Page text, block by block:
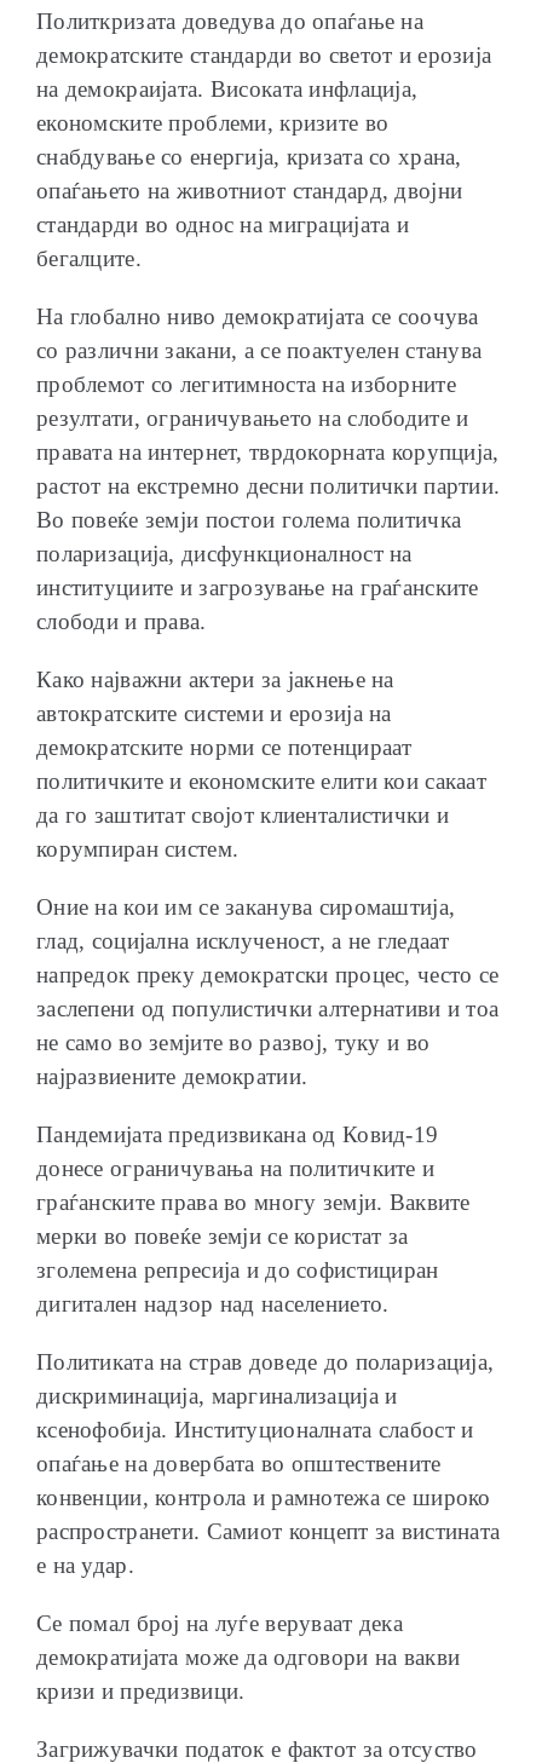
Политкризата доведува до опаѓање на
демократските стандарди во светот и ерозија
на демокраијата. Високата инфлација,
економските проблеми, кризите во
снабдување со енергија, кризата со храна,
опаѓањето на животниот стандард, двојни
стандарди во однос на миграцијата и
бегалците.
На глобално ниво демократијата се соочува
со различни закани, а се поактуелен станува
проблемот со легитимноста на изборните
резултати, ограничувањето на слободите и
правата на интернет, тврдокорната корупција,
растот на екстремно десни политички партии.
Во повеќе земји постои голема политичка
поларизација, дисфункционалност на
институциите и загрозување на граѓанските
слободи и права.
Како најважни актери за јакнење на
автократските системи и ерозија на
демократските норми се потенцираат
политичките и економските елити кои сакаат
да го заштитат својот клиенталистички и
корумпиран систем.
Оние на кои им се заканува сиромаштија,
глад, социјална исклученост, а не гледаат
напредок преку демократски процес, често се
заслепени од популистички алтернативи и тоа
не само во земјите во развој, туку и во
најразвиените демократии.
Пандемијата предизвикана од Ковид-19
донесе ограничувања на политичките и
граѓанските права во многу земји. Ваквите
мерки во повеќе земји се користат за
зголемена репресија и до софистициран
дигитален надзор над населението.
Политиката на страв доведе до поларизација,
дискриминација, маргинализација и
ксенофобија. Институционалната слабост и
опаѓање на довербата во општествените
конвенции, контрола и рамнотежа се широко
распространети. Самиот концепт за вистината
е на удар.
Се помал број на луѓе веруваат дека
демократијата може да одговори на вакви
кризи и предизвици.
Загрижувачки податок е фактот за отсуство